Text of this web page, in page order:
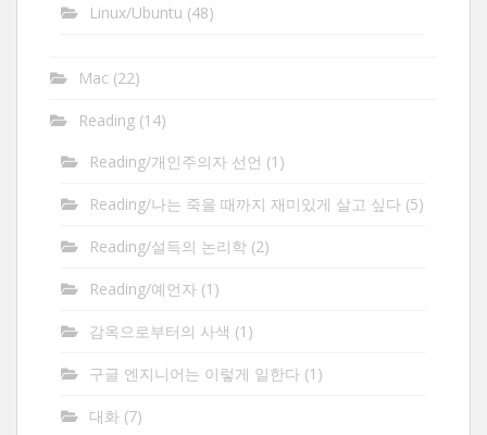
Linux/Ubuntu (48)
Mac (22)
Reading (14)
Reading/개인주의자 선언 (1)
Reading/나는 죽을 때까지 재미있게 살고 싶다 (5)
Reading/설득의 논리학 (2)
Reading/예언자 (1)
감옥으로부터의 사색 (1)
구글 엔지니어는 이렇게 일한다 (1)
대화 (7)